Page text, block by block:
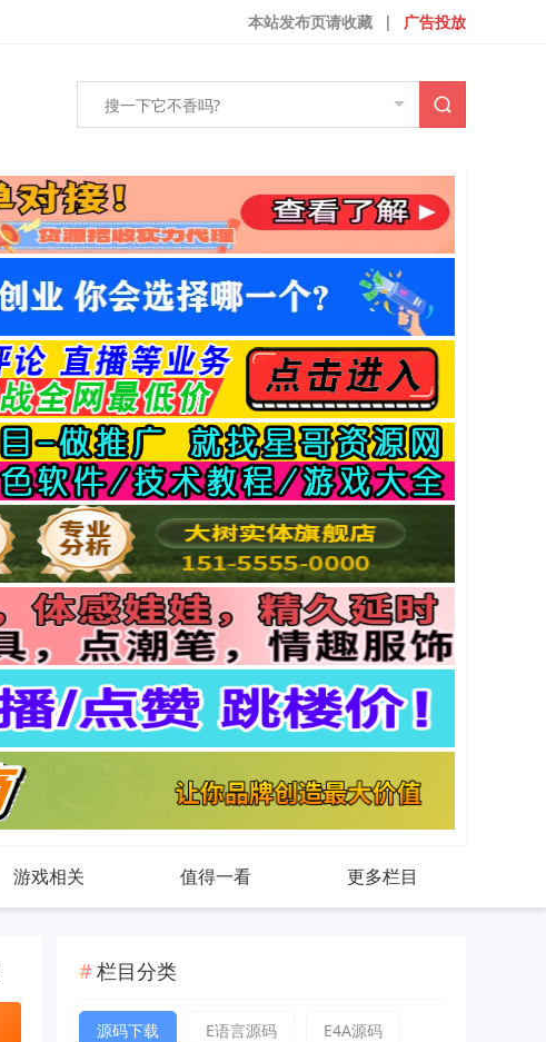
广告投放
|
本站发布页请收藏
游戏相关 值得一看 更多栏目
栏目分类
源码下载 E语言源码 E4A源码